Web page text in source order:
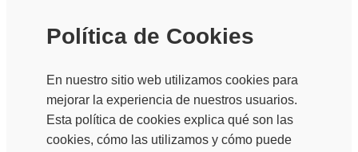
Política de Cookies
En nuestro sitio web utilizamos cookies para
mejorar la experiencia de nuestros usuarios.
Esta política de cookies explica qué son las
cookies, cómo las utilizamos y cómo puede